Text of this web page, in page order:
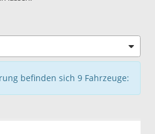
befinden sich 9 Fahrzeuge: